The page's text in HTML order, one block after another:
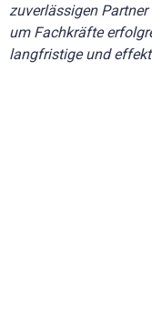
zuverlässigen
um Fachkräfte
langfristige und